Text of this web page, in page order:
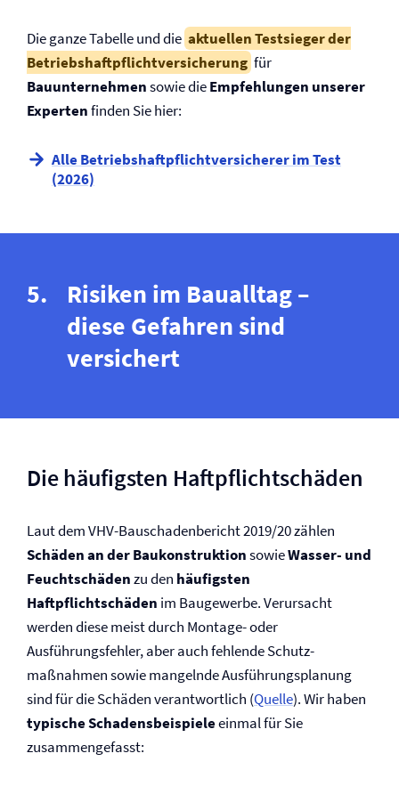
Die ganze Tabelle und die aktuellen Testsieger der
Betriebs­­haftpflicht­­versicherung für
Bauunternehmensowie dieEmpfehlungen unserer
Expertenfinden Sie hier:
Alle Betriebs­­haftpflicht­­versicherer im Test
(2026)
Risiken im Baualltag –
diese Gefahren sind
versichert
Die häufigsten Haftpflichtschäden
Laut dem VHV-Bauschadenbericht 2019/20 zählen
Schäden an der BaukonstruktionsowieWasser- und
Feuchtschädenzu den häufigsten
Haftpflichtschäden im Baugewerbe. Verursacht
werden diese meist durch Montage- oder
Ausführungsfehler, aber auch fehlende Schutz­
maßnahmen sowie mangelnde Ausführungsplanung
sind für die Schäden verantwortlich (Quelle). Wir haben
typische Schadensbeispieleeinmal für Sie
zusammengefasst: